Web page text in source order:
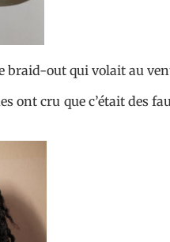
braid-out qui volait au
ont cru que c’était des